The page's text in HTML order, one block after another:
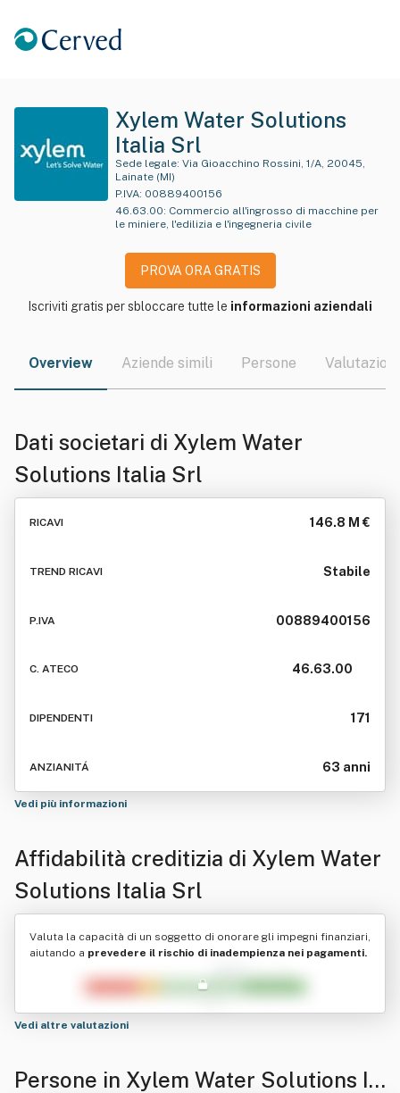
Xylem Water Solutions
Italia Srl
Sede legale:
Lainate (MI)
P.IVA: 00889400156
46.63.00: Commercio all'ingrosso di macchine per
le miniere, l'edilizia e l'ingegneria civile
PROVA ORA GRATIS
Iscriviti gratis per sbloccare tutte le informazioni aziendali
Overview Aziende simili Persone Valutazioni
Dati societari di Xylem Water
Solutions Italia Srl
RICAVI 146.8 M €
TREND RICAVI Stabile
P.IVA 00889400156
C. ATECO 46.63.00
DIPENDENTI 171
ANZIANITÁ 63 anni
Vedi più informazioni
Affidabilità creditizia di Xylem Water
Solutions Italia Srl
Valuta la capacità di un soggetto di onorare gli impegni finanziari,
aiutando a prevedere il rischio di inadempienza nei pagamenti.
Vedi altre valutazioni
Persone in Xylem Water Solutions It